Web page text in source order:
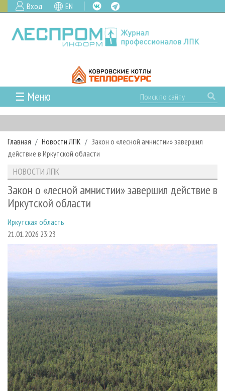
Вход EN
☰ Меню
ГЛАВНАЯ
РУБРИКИ И ТЕМЫ
РУБРИКИ ЖУРНАЛА
ЛЕСОЗАГОТОВКА
ЛЕСОПИЛЕНИЕ
СУШКА ДРЕВЕСИНЫ
ПРОИЗВОДСТВО ДРЕВЕСНЫХ ПЛИТ
ПРОИЗВОДСТВО МЕБЕЛИ
БИОЭНЕРГЕТИКА
ЦБП
ИНСТРУМЕНТ И МАТЕРИАЛЫ
НОВОСТИ
НОВОСТИ ЛПК
НОВОСТИ ЖУРНАЛА
ПРОЕКТЫ ЛПИ
АНАЛИТИКА
ПРЕДПРИЯТИЯ ЛПК
ПЕРСОНЫ
ПРИОРИТЕТНЫЕ ИНВЕСТПРОЕКТЫ
RUSSIAN FORESTRY REVIEW
ГАЗЕТА ЛЕСПРОМФОРУМ
БИБЛИОТЕКА СПЕЦИАЛИСТА
АРХИВ ЖУРНАЛОВ
СТАТЬИ
О ЖУРНАЛЕ
ПОДПИСКА
КОНТАКТЫ
РЕКЛАМОДАТЕЛЯМ
РЕКЛАМА
РЕКЛАМА НА САЙТЕ
Главная Новости ЛПК
Закон о «лесной амнистии» завершил
действие в Иркутской области
НОВОСТИ ЛПК
Закон о «лесной амнистии» завершил действие в
Иркутской области
Иркутская область
21.01.2026 23:23